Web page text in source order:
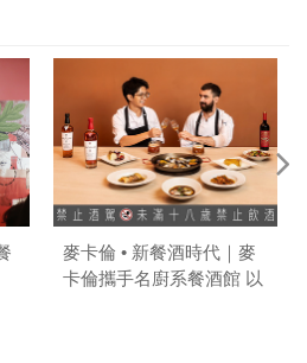
麥卡倫 • 新餐酒時代｜麥
卡倫攜手名廚系餐酒館 以